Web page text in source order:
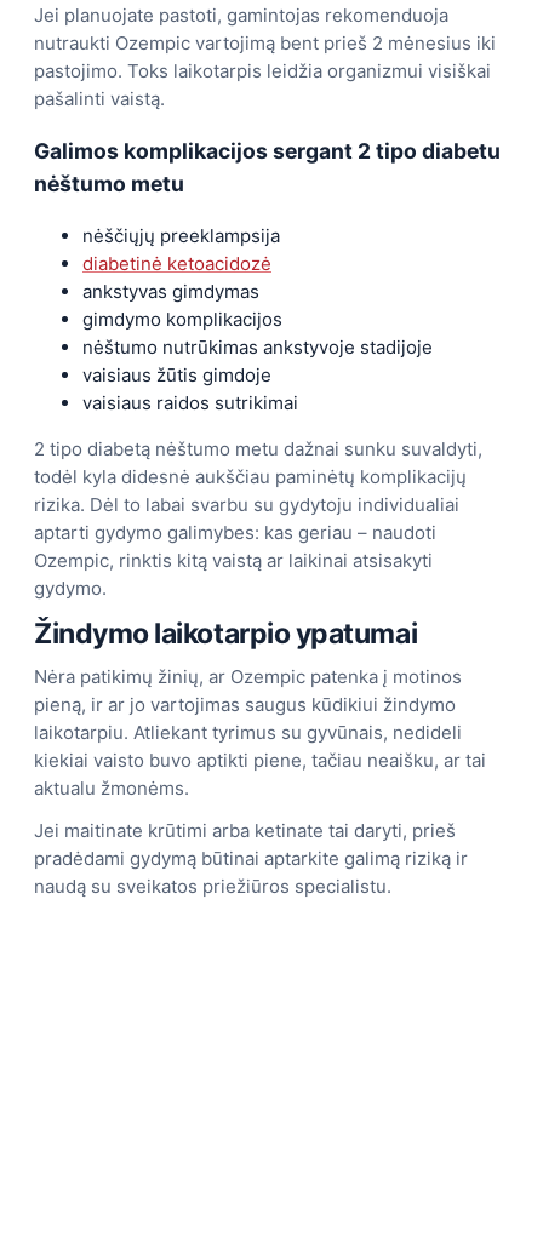
Jei planuojate pastoti, gamintojas rekomenduoja
nutraukti Ozempic vartojimą bent prieš 2 mėnesius iki
pastojimo. Toks laikotarpis leidžia organizmui visiškai
pašalinti vaistą.
Galimos komplikacijos sergant 2 tipo diabetu
nėštumo metu
nėščiųjų preeklampsija
diabetinė ketoacidozė
ankstyvas gimdymas
gimdymo komplikacijos
nėštumo nutrūkimas ankstyvoje stadijoje
vaisiaus žūtis gimdoje
vaisiaus raidos sutrikimai
2 tipo diabetą nėštumo metu dažnai sunku suvaldyti,
todėl kyla didesnė aukščiau paminėtų komplikacijų
rizika. Dėl to labai svarbu su gydytoju individualiai
aptarti gydymo galimybes: kas geriau – naudoti
Ozempic, rinktis kitą vaistą ar laikinai atsisakyti
gydymo.
Žindymo laikotarpio ypatumai
Nėra patikimų žinių, ar Ozempic patenka į motinos
pieną, ir ar jo vartojimas saugus kūdikiui žindymo
laikotarpiu. Atliekant tyrimus su gyvūnais, nedideli
kiekiai vaisto buvo aptikti piene, tačiau neaišku, ar tai
aktualu žmonėms.
Jei maitinate krūtimi arba ketinate tai daryti, prieš
pradėdami gydymą būtinai aptarkite galimą riziką ir
naudą su sveikatos priežiūros specialistu.